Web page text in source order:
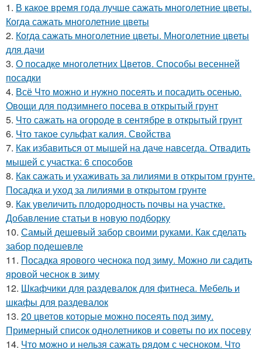
1. В какое время года лучше сажать многолетние цветы.
Когда сажать многолетние цветы
2. Когда сажать многолетние цветы. Многолетние цветы
для дачи
3. О посадке многолетних Цветов. Способы весенней
посадки
4. Всё Что можно и нужно посеять и посадить осенью.
Овощи для подзимнего посева в открытый грунт
5. Что сажать на огороде в сентябре в открытый грунт
6. Что такое сульфат калия. Свойства
7. Как избавиться от мышей на даче навсегда. Отвадить
мышей с участка: 6 способов
8. Как сажать и ухаживать за лилиями в открытом грунте.
Посадка и уход за лилиями в открытом грунте
9. Как увеличить плодородность почвы на участке.
Добавление статьи в новую подборку
10. Самый дешевый забор своими руками. Как сделать
забор подешевле
11. Посадка ярового чеснока под зиму. Можно ли садить
яровой чеснок в зиму
12. Шкафчики для раздевалок для фитнеса. Мебель и
шкафы для раздевалок
13. 20 цветов которые можно посеять под зиму.
Примерный список однолетников и советы по их посеву
14. Что можно и нельзя сажать рядом с чесноком. Что